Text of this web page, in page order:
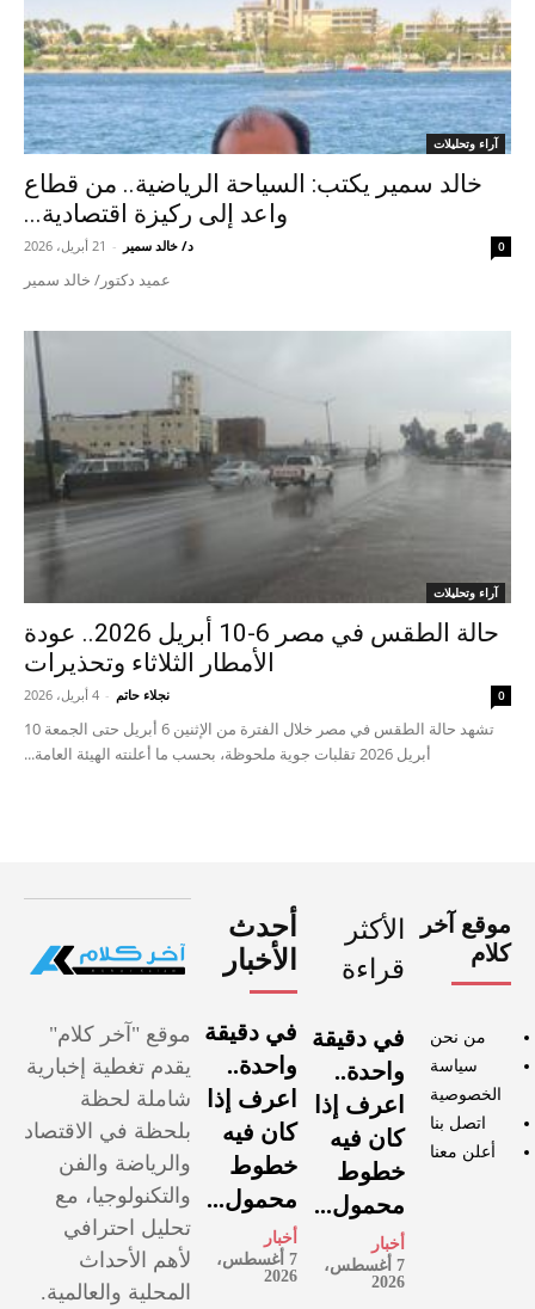
آراء وتحليلات
خالد سمير يكتب: السياحة الرياضية.. من قطاع
واعد إلى ركيزة اقتصادية...
د/ خالد سمير - 21 أبريل، 2026 0
عميد دكتور/ خالد سمير
آراء وتحليلات
حالة الطقس في مصر 6-10 أبريل 2026.. عودة
الأمطار الثلاثاء وتحذيرات
نجلاء حاتم - 4 أبريل، 2026 0
تشهد حالة الطقس في مصر خلال الفترة من الإثنين 6 أبريل حتى الجمعة 10
أبريل 2026 تقلبات جوية ملحوظة، بحسب ما أعلنته الهيئة العامة...
موقع آخر
كلام
من نحن
سياسة
الخصوصية
اتصل بنا
أعلن معنا
الأكثر
قراءة
في دقيقة
واحدة..
اعرف إذا
كان فيه
خطوط
محمول...
أخبار
7 أغسطس،
2026
أحدث
الأخبار
في دقيقة
واحدة..
اعرف إذا
كان فيه
خطوط
محمول...
أخبار
7 أغسطس،
2026
موقع "آخر كلام"
يقدم تغطية إخبارية
شاملة لحظة
بلحظة في الاقتصاد
والرياضة والفن
والتكنولوجيا، مع
تحليل احترافي
لأهم الأحداث
المحلية والعالمية.